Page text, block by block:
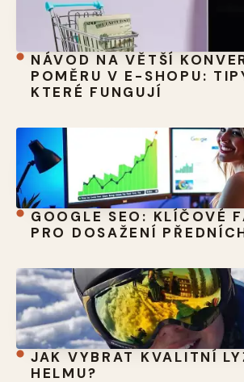
NÁVOD NA VĚTŠÍ
POMĚRU V E-SHOPU:
KTERÉ FUNGUJÍ
GOOGLE SEO: KLÍČOVÉ
PRO DOSAŽENÍ
JAK VYBRAT KVALITNÍ
HELMU?